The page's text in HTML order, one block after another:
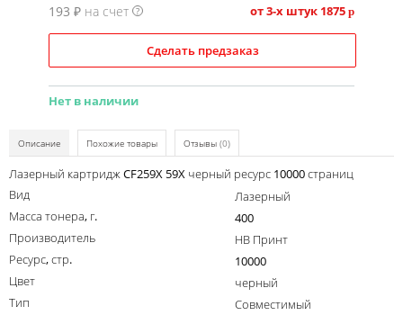
G&G
Kodak
Konica Minolta
Kyocera
OKI
Panasonic
193 ₽ на счет ? от 3-х штук 1875 p
Сделать предзаказ
Нет в наличии
Описание Похожие товары Отзывы (0)
Лазерный картридж CF259X 59X черный ресурс 10000 страниц
Вид
Лазерный
Масса тонера, г.
400
Производитель
НВ Принт
Ресурс, стр.
10000
Цвет
черный
Тип
Совместимый